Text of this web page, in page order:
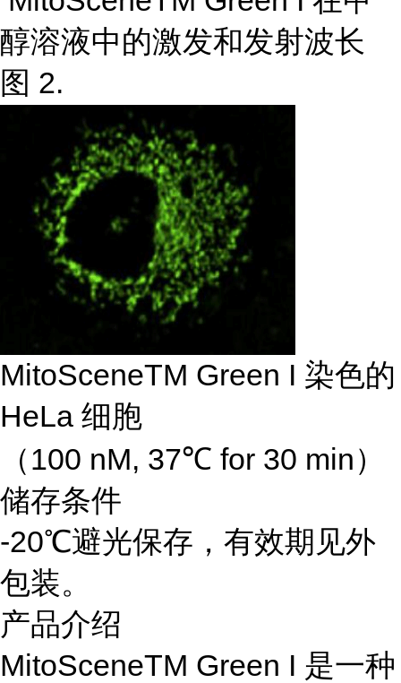
醇溶液中的激发和发射波长
图 2.
MitoSceneTM Green I 染色的
HeLa 细胞
（100 nM, 37℃ for 30 min）
储存条件
-20℃避光保存，有效期见外
包装。
产品介绍
MitoSceneTM Green I 是一种